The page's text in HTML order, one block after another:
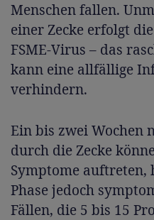
Menschen fallen.
einer Zecke erfolgt
FSME-Virus – das
kann eine allfällige
verhindern.
Ein bis zwei Wochen
durch die Zecke
Symptome
Phase jedoch
Fällen, die 5 bis 15